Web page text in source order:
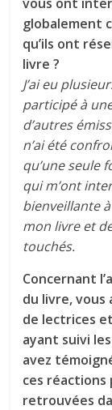
globalement
qu’ils ont
livre ?
J’ai eu
participé à
d’autres
n’ai été
qu’une seule
qui m’ont
bienveillante
mon livre et
touchés.
Concernant
du livre, vous
de lectrices
ayant suivi
avez
ces
retrouvées